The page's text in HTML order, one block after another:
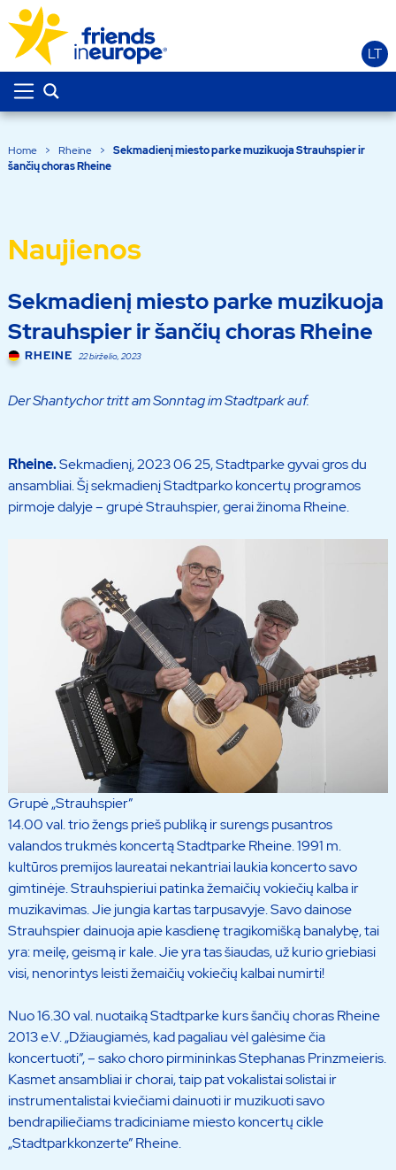
LT
Home > Rheine >
Sekmadienį miesto parke muzikuoja Strauhspier ir
šančių choras Rheine
Naujienos
Sekmadienį miesto parke muzikuoja
Strauhspier ir šančių choras Rheine
RHEINE 22 birželio, 2023
Der Shantychor tritt am Sonntag im Stadtpark auf.
Rheine.Sekmadienį, 2023 06 25, Stadtparke gyvai gros du
ansambliai. Šį sekmadienį Stadtparko koncertų programos
pirmoje dalyje – grupė Strauhspier, gerai žinoma Rheine.
Grupė „Strauhspier”
14.00 val. trio žengs prieš publiką ir surengs pusantros
valandos trukmės koncertą Stadtparke Rheine. 1991 m.
kultūros premijos laureatai nekantriai laukia koncerto savo
gimtinėje. Strauhspieriui patinka žemaičių vokiečių kalba ir
muzikavimas. Jie jungia kartas tarpusavyje. Savo dainose
Strauhspier dainuoja apie kasdienę tragikomišką banalybę, tai
yra: meilę, geismą ir kale. Jie yra tas šiaudas, už kurio griebiasi
visi, nenorintys leisti žemaičių vokiečių kalbai numirti!
Nuo 16.30 val. nuotaiką Stadtparke kurs šančių choras Rheine
2013 e.V. „Džiaugiamės, kad pagaliau vėl galėsime čia
koncertuoti”, – sako choro pirmininkas Stephanas Prinzmeieris.
Kasmet ansambliai ir chorai, taip pat vokalistai solistai ir
instrumentalistai kviečiami dainuoti ir muzikuoti savo
bendrapiliečiams tradiciniame miesto koncertų cikle
„Stadtparkkonzerte” Rheine.